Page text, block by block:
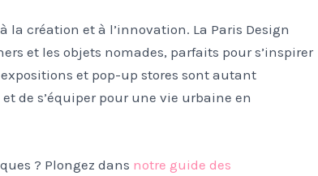
la création et à l’innovation. La Paris Design
et les objets nomades, parfaits pour s’inspirer
et pop-up stores sont autant
de s’équiper pour une vie urbaine en
? Plongez dans notre guide des